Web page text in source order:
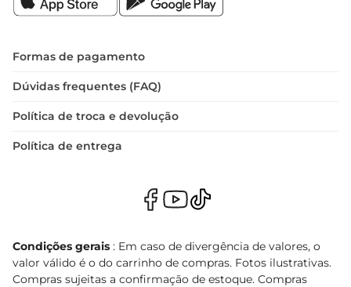
Formas de pagamento
Dúvidas frequentes (FAQ)
Política de troca e devolução
Política de entrega
Condições gerais : Em caso de divergência de valores, o
valor válido é o do carrinho de compras. Fotos ilustrativas.
Compras sujeitas a confirmação de estoque. Compras